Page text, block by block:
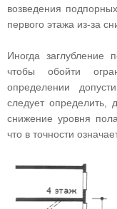
возведения
первого этажа из-за
Иногда заглубление
чтобы обойти
определении
следует определить,
снижение уровня
что в точности